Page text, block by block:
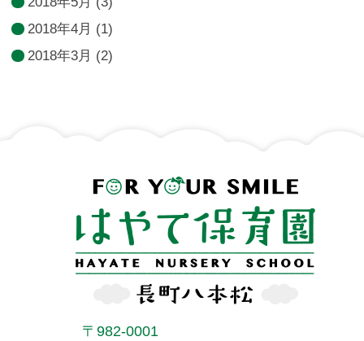
2018年4月 (1)
2018年3月 (2)
〒982-0001